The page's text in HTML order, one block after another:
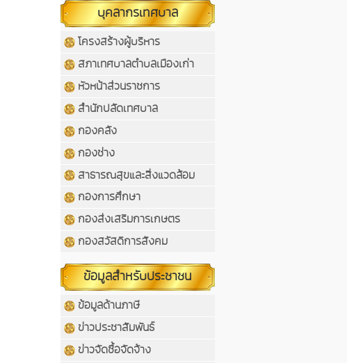
บุคลากรเทศบาล
โครงสร้างผู้บริหาร
สภาเทศบาลตำบลเมืองเก่า
หัวหน้าส่วนราชการ
สำนักปลัดเทศบาล
กองคลัง
กองช่าง
สาธารณสุขและสิ่งแวดล้อม
กองการศึกษา
กองส่งเสริมการเกษตร
กองสวัสดิการสังคม
ข้อมูลสำหรับประชาชน
ข้อมูลด้านภาษี
ข่าวประชาสัมพันธ์
ข่าวจัดซื้อจัดจ้าง